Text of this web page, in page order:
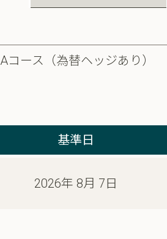
Aコース（為替ヘッジあり）